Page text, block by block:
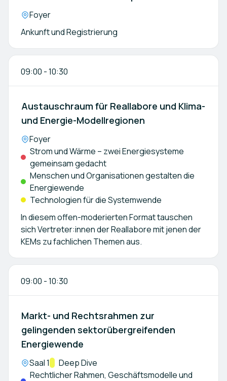
Location:
Foyer
Ankunft und Registrierung
09:00 -10:30
Austauschraum für Reallabore und Klima-
und Energie-Modellregionen
Location:
Foyer
Strom und Wärme – zwei Energiesysteme
gemeinsam gedacht
Menschen und Organisationen gestalten die
Energiewende
Technologien für die Systemwende
In diesem offen-moderierten Format tauschen
sich Vertreter:innen der Reallabore mit jenen der
KEMs zu fachlichen Themen aus.
09:00 -10:30
Markt- und Rechtsrahmen zur
gelingenden sektorübergreifenden
Energiewende
Location:
Saal 1Kategorie:
Deep Dive
Rechtlicher Rahmen, Geschäftsmodelle und